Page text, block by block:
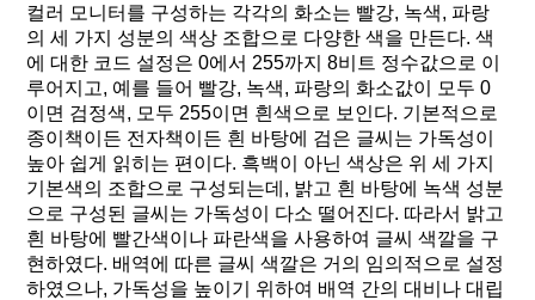
컬러 모니터를 구성하는 각각의 화소는 빨강, 녹색, 파랑
의 세 가지 성분의 색상 조합으로 다양한 색을 만든다. 색
에 대한 코드 설정은 0에서 255까지 8비트 정수값으로 이
루어지고, 예를 들어 빨강, 녹색, 파랑의 화소값이 모두 0
이면 검정색, 모두 255이면 흰색으로 보인다. 기본적으로
종이책이든 전자책이든 흰 바탕에 검은 글씨는 가독성이
높아 쉽게 읽히는 편이다. 흑백이 아닌 색상은 위 세 가지
기본색의 조합으로 구성되는데, 밝고 흰 바탕에 녹색 성분
으로 구성된 글씨는 가독성이 다소 떨어진다. 따라서 밝고
흰 바탕에 빨간색이나 파란색을 사용하여 글씨 색깔을 구
현하였다. 배역에 따른 글씨 색깔은 거의 임의적으로 설정
하였으나, 가독성을 높이기 위하여 배역 간의 대비나 대립